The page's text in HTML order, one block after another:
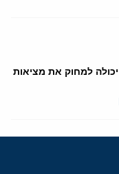
למחוק את מציאות